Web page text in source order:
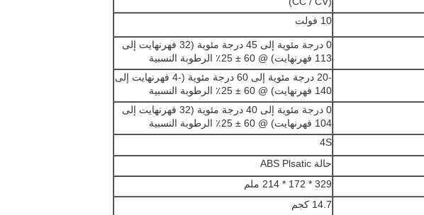
10 فولت
0 درجة مئوية إلى 45 درجة مئوية (32 فهرنهايت إلى
113 فهرنهايت) @ 60 ± 25٪ الرطوبة النسبية
-20 درجة مئوية إلى 60 درجة مئوية (-4 فهرنهايت إلى
140 فهرنهايت) @ 60 ± 25٪ الرطوبة النسبية
0 درجة مئوية إلى 40 درجة مئوية (32 فهرنهايت إلى
104 فهرنهايت) @ 60 ± 25٪ الرطوبة النسبية
4S
حالة ABS Plsatic
329 * 172 * 214 ملم
14.7 كجم